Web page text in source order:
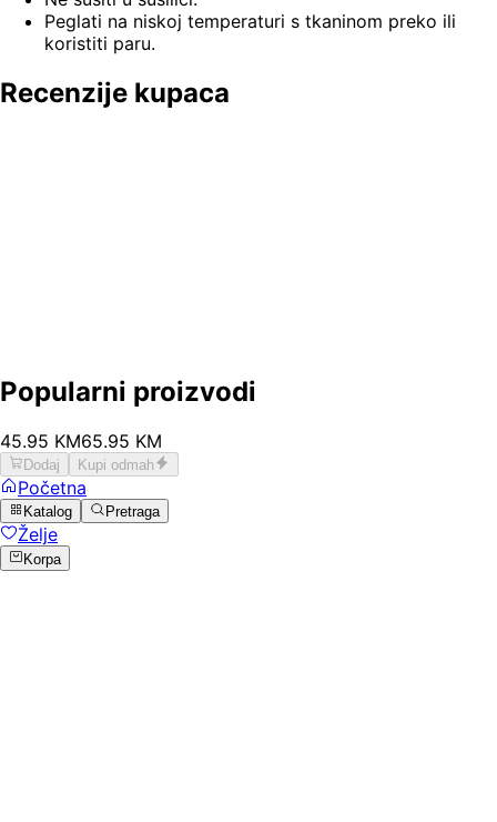
Peglati na niskoj temperaturi s tkaninom preko ili
koristiti paru.
Recenzije kupaca
Popularni proizvodi
45.95 KM65.95 KM
Dodaj Kupi odmah
Početna
Katalog Pretraga
Želje
Korpa